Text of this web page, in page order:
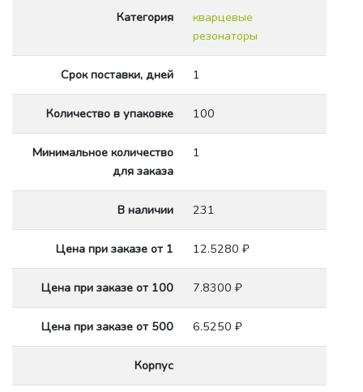
Категория
кварцевые
резонаторы
Срок поставки, дней 1
Количество в упаковке 100
Минимальное количество
для заказа
1
В наличии 231
Цена при заказе от 1 12.5280 ₽
Цена при заказе от 100 7.8300 ₽
Цена при заказе от 500 6.5250 ₽
Корпус